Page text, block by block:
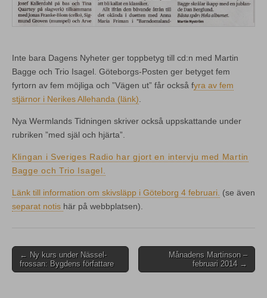
Inte bara Dagens Nyheter ger toppbetyg till cd:n med Martin
Bagge och Trio Isagel. Göteborgs-Posten ger betyget fem
fyrtorn av fem möjliga och ”Vägen ut” får också fyra av fem
stjärnor i Nerikes Allehanda (länk)
Nya Wermlands Tidningen skriver också uppskattande under
rubriken ”med själ och hjärta”.
Klingan i Sveriges Radio har gjort en intervju med Martin
Bagge och Trio Isagel.
Länk till information om skivsläpp i Göteborg 4 februari. (se även
separat notis här på webbplatsen).
Post
navigation
← Ny kurs under Nässel-
frossan: Bygdens författare
Månadens Martinson –
februari 2014 →